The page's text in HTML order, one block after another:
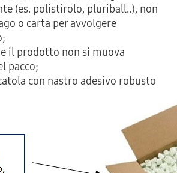
(es. polistirolo, pluriball..), non
o carta per avvolgere
il prodotto non si muova
pacco;
con nastro adesivo robusto